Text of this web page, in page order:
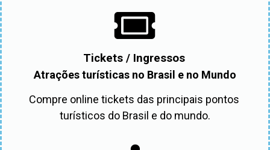
Tickets / Ingressos
Atrações turísticas no Brasil e no Mundo
Compre online tickets das principais pontos
turísticos do Brasil e do mundo.